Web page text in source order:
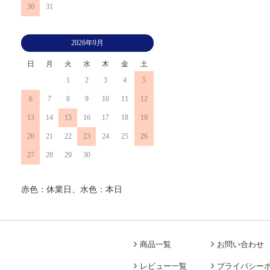
30 31
2026年9月
日 月 火 水 木 金
土
1
2 3 4 5
6 7 8 9 10 11 12
13 14 15 16 17 18 19
20 21 22 23 24 25 26
27 28 29 30
赤色：休業日、水色：本日
商品一覧
レビュー一覧
お問い合わせ
プライバシー